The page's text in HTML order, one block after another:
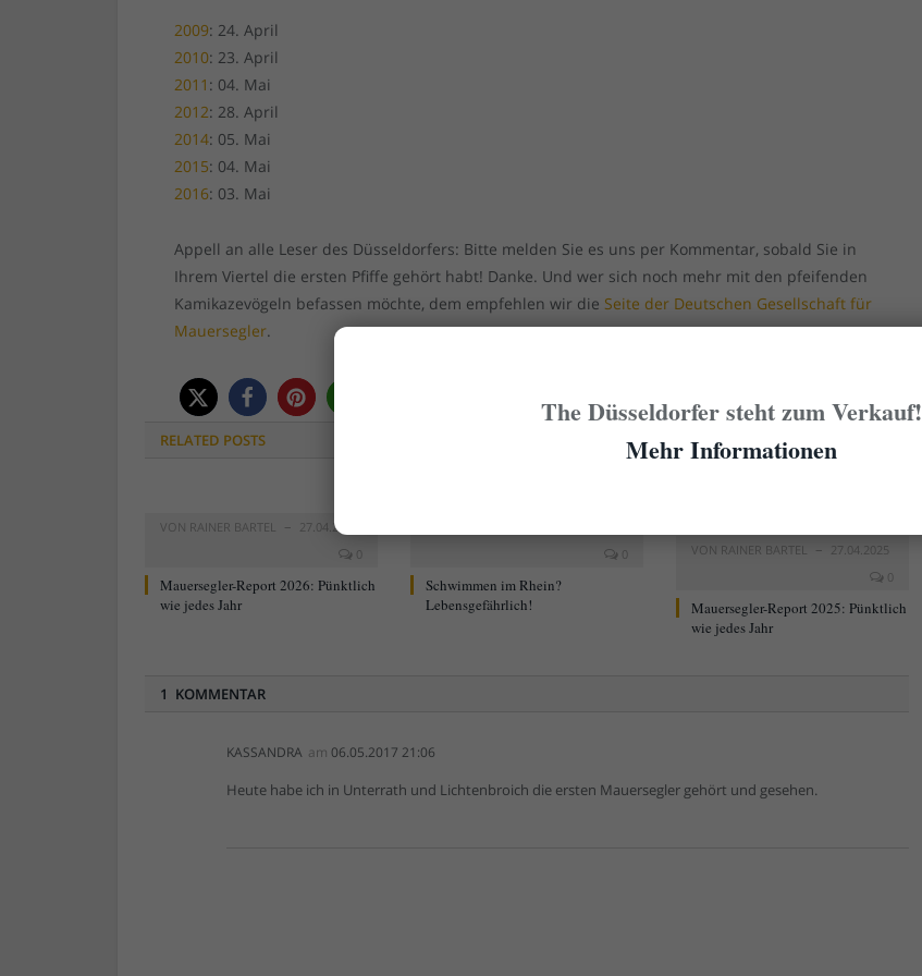
2009: 24. April
2010: 23. April
2011 : 04. Mai
2012: 28. April
2014: 05. Mai
2015: 04. Mai
2016: 03. Mai
Appell an alle Leser des Düsseldorfers: Bitte melden Sie es uns per Kommentar, sobald Sie in
Ihrem Viertel die ersten Pfiffe gehört habt! Danke. Und wer sich noch mehr mit den pfeifenden
Kamikazevögeln befassen möchte, dem empfehlen wir die Seite der Deutschen Gesellschaft für
Mauersegler.
RELATED POSTS
VON RAINER BARTEL
27.04.2026
0
Mauersegler-Report 2026: Pünktlich
wie jedes Jahr
0
Schwimmen im Rhein?
Lebensgefährlich!
VON RAINER BARTEL
27.04.2025
0
Mauersegler-Report 2025: Pünktlich
wie jedes Jahr
1 KOMMENTAR
KASSANDRA am 06.05.2017 21:06
Heute habe ich in Unterrath und Lichtenbroich die ersten Mauersegler gehört und gesehen.
The Düsseldorfer steht zum Verkauf!
Mehr Informationen